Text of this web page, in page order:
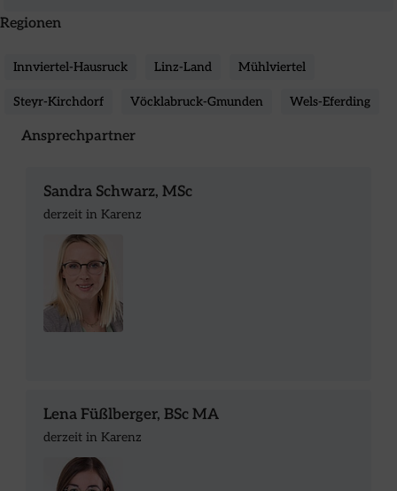
Regionen
Innviertel-Hausruck Linz-Land Mühlviertel
Steyr-Kirchdorf Vöcklabruck-Gmunden Wels-Eferding
Ansprechpartner
Sandra Schwarz, MSc
derzeit in Karenz
Lena Füßlberger, BSc MA
derzeit in Karenz